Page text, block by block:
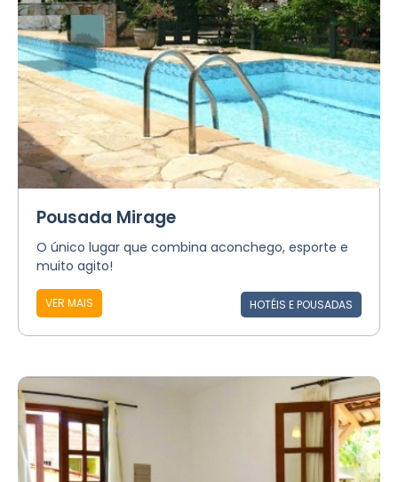
Pousada Mirage
O único lugar que combina aconchego, esporte e
muito agito!
VER MAIS HOTÉIS E POUSADAS